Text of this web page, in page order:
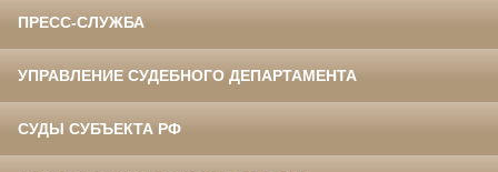
ПРЕСС-СЛУЖБА
УПРАВЛЕНИЕ СУДЕБНОГО ДЕПАРТАМЕНТА
СУДЫ СУБЪЕКТА РФ